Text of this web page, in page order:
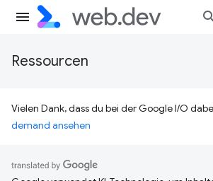
Ressourcen
Vielen Dank, dass du bei der Google I/O
demand ansehen